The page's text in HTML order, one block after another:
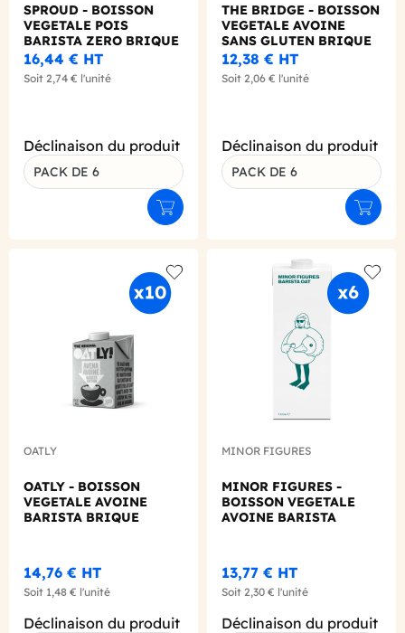
SPROUD - BOISSON
VEGETALE POIS
BARISTA ZERO BRIQUE
1L X6
16,44 € HT
Soit 2,74 € l'unité
Déclinaison du produit
PACK DE 6
Ajouter au panier
THE BRIDGE - BOISSON
VEGETALE AVOINE
SANS GLUTEN BRIQUE
1L X6 BIO
12,38 € HT
Soit 2,06 € l'unité
Déclinaison du produit
PACK DE 6
Add to wishlist
OATLY
OATLY - BOISSON
VEGETALE AVOINE
BARISTA BRIQUE
14,76 € HT
Soit 1,48 € l'unité
Déclinaison du produit
Add
MINOR FIGURES
MINOR FIGURES -
BOISSON VEGETALE
AVOINE BARISTA
13,77 € HT
Soit 2,30 € l'unité
Déclinaison du produit